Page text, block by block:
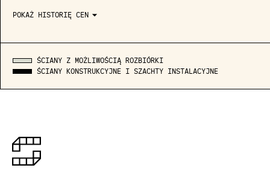
POKAŻ HISTORIĘ CEN arrow_drop_down
ŚCIANY Z MOŻLIWOŚCIĄ ROZBIÓRKI
ŚCIANY KONSTRUKCYJNE I SZACHTY INSTALACYJNE